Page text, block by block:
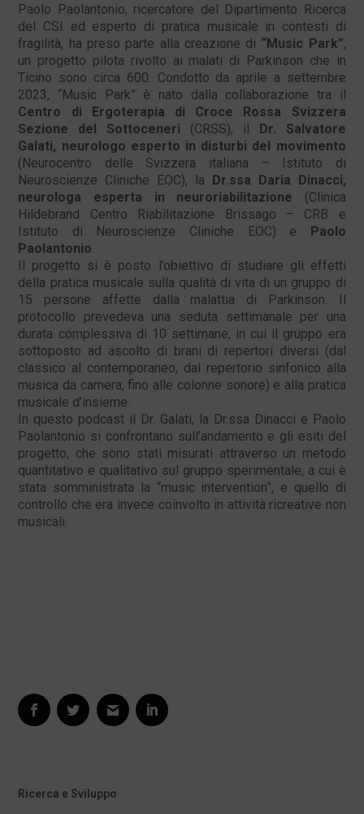
Paolo Paolantonio, ricercatore del Dipartimento Ricerca
del CSI ed esperto di pratica musicale in contesti di
fragilità, ha preso parte alla creazione di “Music Park”,
un progetto pilota rivolto ai malati di Parkinson che in
Ticino sono circa 600. Condotto da aprile a settembre
2023, “Music Park” è nato dalla collaborazione tra il
Centro di Ergoterapia di Croce Rossa Svizzera
Sezione del Sottoceneri (CRSS), il Dr. Salvatore
Galati, neurologo esperto in disturbi del movimento
(Neurocentro delle Svizzera italiana – Istituto di
Neuroscienze Cliniche EOC), la Dr.ssa Daria Dinacci,
neurologa esperta in neuroriabilitazione (Clinica
Hildebrand Centro Riabilitazione Brissago – CRB e
Istituto di Neuroscienze Cliniche EOC) e Paolo
Paolantonio.
Il progetto si è posto l’obiettivo di studiare gli effetti
della pratica musicale sulla qualità di vita di un gruppo di
15 persone affette dalla malattia di Parkinson. Il
protocollo prevedeva una seduta settimanale per una
durata complessiva di 10 settimane, in cui il gruppo era
sottoposto ad ascolto di brani di repertori diversi (dal
classico al contemporaneo, dal repertorio sinfonico alla
musica da camera, fino alle colonne sonore) e alla pratica
musicale d’insieme.
In questo podcast il Dr. Galati, la Dr.ssa Dinacci e Paolo
Paolantonio si confrontano sull’andamento e gli esiti del
progetto, che sono stati misurati attraverso un metodo
quantitativo e qualitativo sul gruppo sperimentale, a cui è
stata somministrata la “music intervention”, e quello di
controllo che era invece coinvolto in attività ricreative non
musicali.
Ricerca e Sviluppo